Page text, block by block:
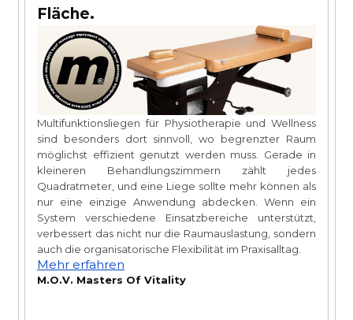
Fläche.
Multifunktionsliegen für Physiotherapie und Wellness
sind besonders dort sinnvoll, wo begrenzter Raum
möglichst effizient genutzt werden muss. Gerade in
kleineren Behandlungszimmern zählt jedes
Quadratmeter, und eine Liege sollte mehr können als
nur eine einzige Anwendung abdecken. Wenn ein
System verschiedene Einsatzbereiche unterstützt,
verbessert das nicht nur die Raumauslastung, sondern
auch die organisatorische Flexibilität im Praxisalltag.
Mehr erfahren
M.O.V. Masters Of Vitality